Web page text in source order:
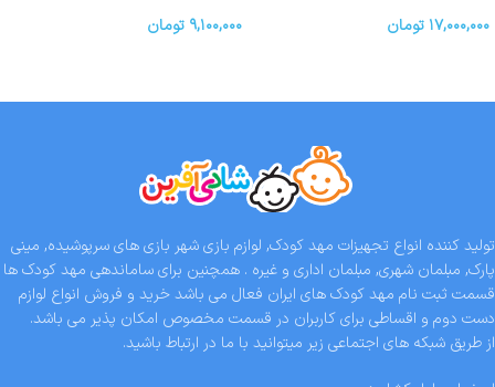
۱۷,۰۰۰,۰۰۰ تومان
۹,۱۰۰,۰۰۰ تومان
تولید کننده انواع تجهیزات مهد کودک, لوازم بازی شهر بازی های سرپوشیده, مینی
پارک, مبلمان شهری, مبلمان اداری و غیره . همچنین برای ساماندهی مهد کودک ها
قسمت ثبت نام مهد کودک های ایران فعال می باشد خرید و فروش انواع لوازم
دست دوم و اقساطی برای کاربران در قسمت مخصوص امکان پذیر می باشد.
از طریق شبکه های اجتماعی زیر میتوانید با ما در ارتباط باشید.